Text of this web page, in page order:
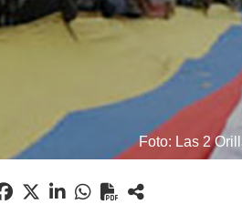
Foto: Las 2